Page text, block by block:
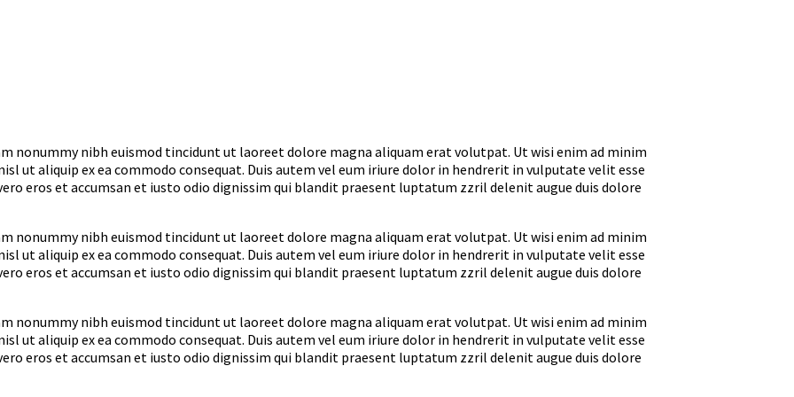
nonummy nibh euismod tincidunt ut laoreet dolore magna aliquam erat volutpat. Ut wisi enim ad minim
ut aliquip ex ea commodo consequat. Duis autem vel eum iriure dolor in hendrerit in vulputate velit esse
eros et accumsan et iusto odio dignissim qui blandit praesent luptatum zzril delenit augue duis dolore
nonummy nibh euismod tincidunt ut laoreet dolore magna aliquam erat volutpat. Ut wisi enim ad minim
ut aliquip ex ea commodo consequat. Duis autem vel eum iriure dolor in hendrerit in vulputate velit esse
eros et accumsan et iusto odio dignissim qui blandit praesent luptatum zzril delenit augue duis dolore
nonummy nibh euismod tincidunt ut laoreet dolore magna aliquam erat volutpat. Ut wisi enim ad minim
ut aliquip ex ea commodo consequat. Duis autem vel eum iriure dolor in hendrerit in vulputate velit esse
eros et accumsan et iusto odio dignissim qui blandit praesent luptatum zzril delenit augue duis dolore